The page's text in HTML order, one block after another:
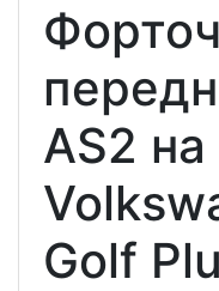
AS2 на
Golf